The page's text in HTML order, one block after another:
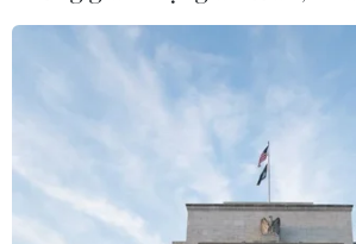
04/08/2026 06:14
Trưng bày tư liệu “Chủ tịch Hồ Chí
Minh - Tổng tư lệnh Fidel Castro:
Nghĩa tình son sắt đặc biệt"
04/08/2026 06:06